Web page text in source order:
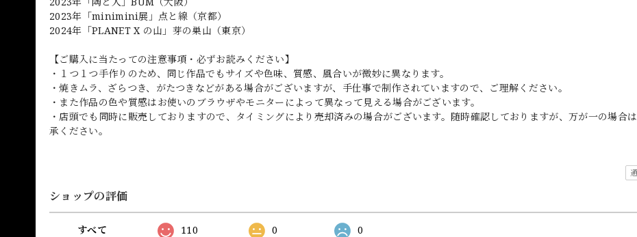
2023年「minimini展」点と線（京都）
2024年「PLANET X の山」芽の巣山（東京）
【ご購入に当たっての注意事項・必ずお読みください】
・１つ１つ手作りのため、同じ作品でもサイズや色味、質感、風合いが微妙に異なります。
・焼きムラ、ざらつき、がたつきなどがある場合がございますが、手仕事で制作されていますので、ご理解ください。
・また作品の色や質感はお使いのブラウザやモニターによって異なって見える場合がございます。
・店頭でも同時に販売しておりますので、タイミングにより売却済みの場合がございます。随時確認しておりますが、万が一の場合
承ください。
ショップの評価
すべて 110 0 0